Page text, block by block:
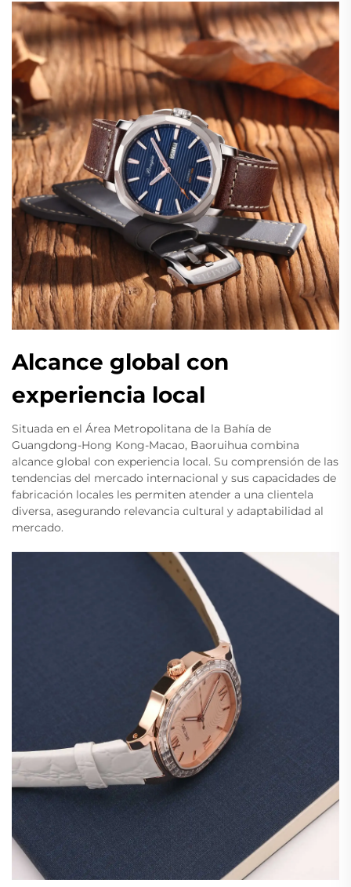
Alcance global con
experiencia local
Situada en el Área Metropolitana de la Bahía de
Guangdong-Hong Kong-Macao, Baoruihua combina
alcance global con experiencia local. Su comprensión de las
tendencias del mercado internacional y sus capacidades de
fabricación locales les permiten atender a una clientela
diversa, asegurando relevancia cultural y adaptabilidad al
mercado.